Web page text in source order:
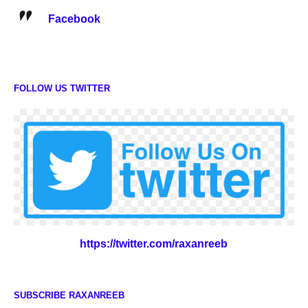
Facebook
FOLLOW US TWITTER
https://twitter.com/raxanreeb
SUBSCRIBE RAXANREEB